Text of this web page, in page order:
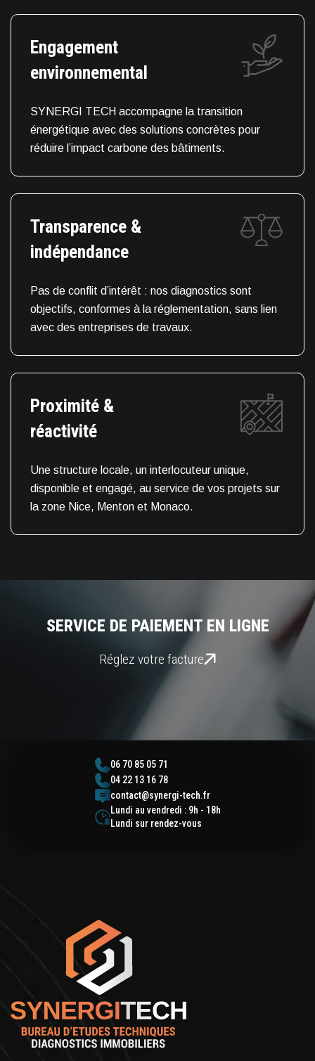
Engagement
environnemental
SYNERGI TECH accompagne la transition
énergétique avec des solutions concrètes pour
réduire l’impact carbone des bâtiments.
Transparence &
indépendance
Pas de conflit d’intérêt : nos diagnostics sont
objectifs, conformes à la réglementation, sans lien
avec des entreprises de travaux.
Proximité &
réactivité
Une structure locale, un interlocuteur unique,
disponible et engagé, au service de vos projets sur
la zone Nice, Menton et Monaco.
SERVICE DE PAIEMENT EN LIGNE
Réglez votre facture
06 70 85 05 71
04 22 13 16 78
contact@synergi-tech.fr
Lundi au vendredi : 9h - 18h
Lundi sur rendez-vous